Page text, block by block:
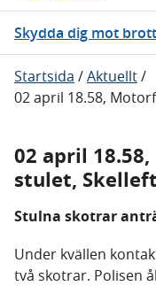
Skydda dig mot brott
Startsida /Aktuellt/
02 april 18.58,
02 april
stulet,
Stulna skotrar
Under kvällen
två skotrar. Polisen